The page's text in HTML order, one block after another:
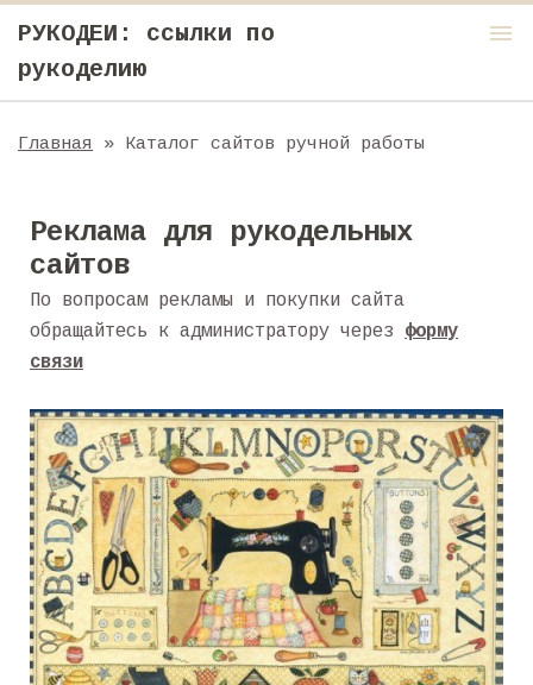
РУКОДЕИ: ссылки по
рукоделию
menu
Главная » Каталог сайтов ручной работы
Реклама для рукодельных
сайтов
По вопросам рекламы и покупки сайта
обращайтесь к администратору через форму
связи